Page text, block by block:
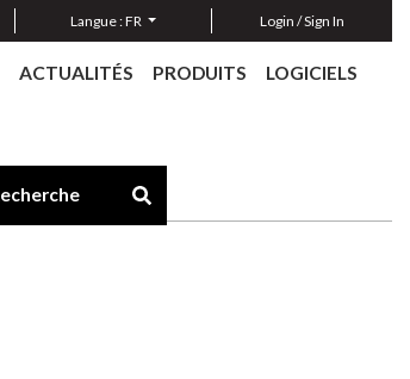
Langue :FR Login / Sign In
ACTUALITÉS PRODUITS LOGICIELS